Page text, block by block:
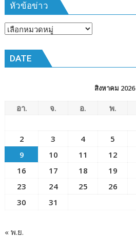
๒๕๖๙
หัวข้อข่าว
หัวข้อ
DATE
สิงหาคม 2026
อา. จ. อ. พ.
2
3 4 5
9
10 11 12
16
17 18 19
23
24 25 26
30
31
« พ.ย.